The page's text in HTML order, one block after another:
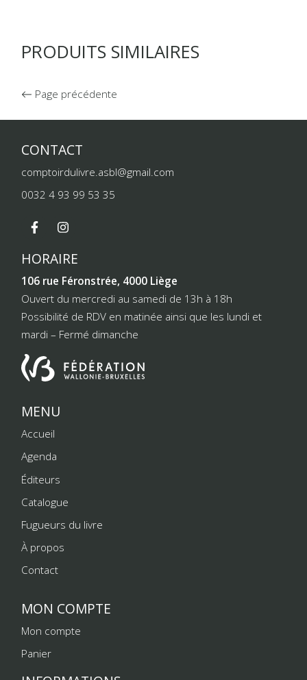
PRODUITS SIMILAIRES
Page précédente
CONTACT
comptoirdulivre.asbl@gmail.com
0032 4 93 99 53 35
HORAIRE
106 rue Féronstrée, 4000 Liège
Ouvert du mercredi au samedi de 13h à 18h
Possibilité de RDV en matinée ainsi que les lundi et
mardi – Fermé dimanche
MENU
Accueil
Agenda
Éditeurs
Catalogue
Fugueurs du livre
À propos
Contact
MON COMPTE
Mon compte
Panier